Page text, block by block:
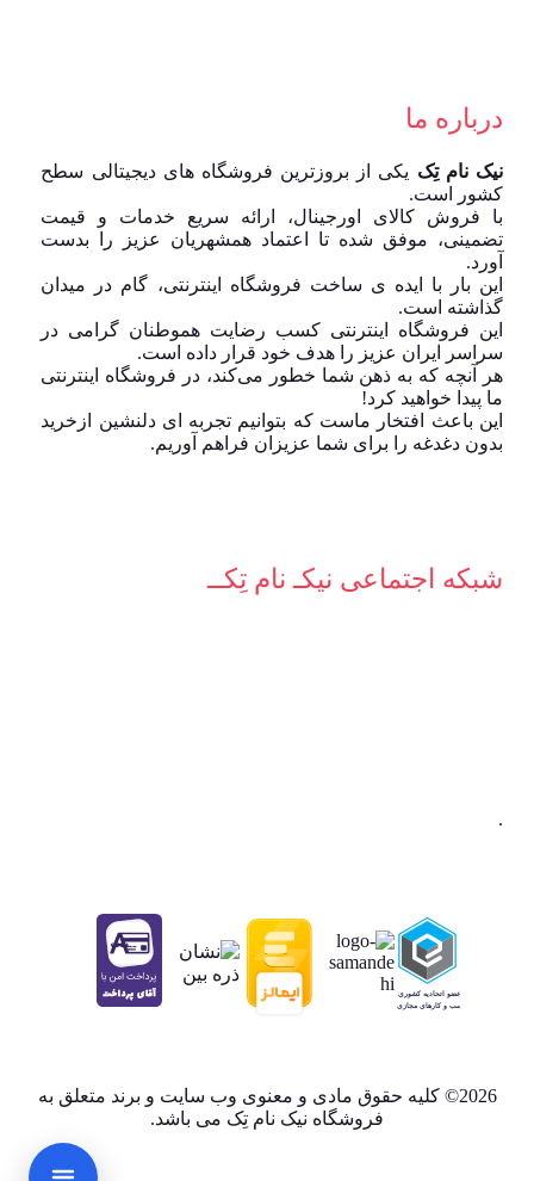
درباره ما
نیک نام تِک یکی از بروزترین فروشگاه های دیجیتالی سطح
کشور است.
با فروش کالای اورجینال، ارائه سریع خدمات و قیمت
تضمینی، موفق شده تا اعتماد همشهریان عزیز را بدست
آورد.
این بار با ایده ی ساخت فروشگاه اینترنتی، گام در میدان
گذاشته است.
این فروشگاه اینترنتی کسب رضایت هموطنان گرامی در
سراسر ایران عزیز را هدف خود قرار داده است.
هر آنچه که به ذهن شما خطور می‌کند، در فروشگاه اینترنتی
ما پیدا خواهید کرد!
این باعث افتخار ماست که بتوانیم تجربه ای دلنشین ازخرید
بدون دغدغه را برای شما عزیزان فراهم آوریم.
شبکه‌ اجتماعی نیکـ نام تِکــ
.
2026© کلیه حقوق مادی و معنوی وب سایت و برند متعلق به
فروشگاه نیک نام تِک می باشد.